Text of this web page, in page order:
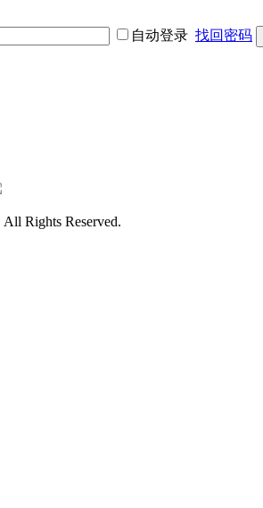
自动登录 找回密码
All Rights Reserved.